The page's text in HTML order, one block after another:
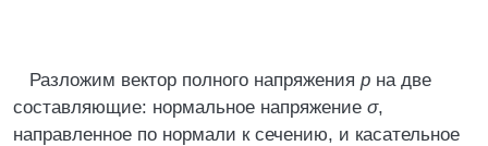
Разложим вектор полного напряжения p на две
составляющие: нормальное напряжение σ,
направленное по нормали к сечению, и касательное